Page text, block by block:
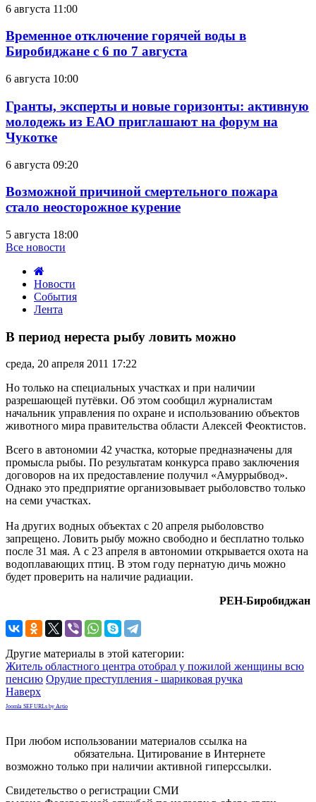
6 августа 11:00
Временное отключение горячей воды в
Биробиджане с 6 по 7 августа
6 августа 10:00
Гранты, эксперты и новые горизонты: активную
молодежь из ЕАО приглашают на форум на
Чукотке
6 августа 09:20
Возможной причиной смертельного пожара
стало неосторожное курение
5 августа 18:00
Все новости
Новости
События
Лента
период
нереста
рыбу
ловить
можно
В период нереста рыбу ловить можно
среда, 20 апреля 2011 17:22
Но только на специальных участках и при наличии
разрешающей путёвки. Об этом сообщил журналистам
начальник управления по охране и использованию объектов
животного мира правительства области Алексей Феоктистов.
Всего в автономии 42 участка, которые предназначены для
промысла рыбы. По результатам конкурса право заключения
договоров на их предоставление получил «Амуррыбвод».
Однако это предприятие организовывает рыболовство только
на семи участках.
На других водных объектах с 20 апреля рыболовство
запрещено. Ловить рыбу можно свободно и бесплатно только
после 31 мая. А с 23 апреля в автономии открывается охота на
водоплавающих птиц. В этом году пернатую дичь можно
будет проверить на наличие радиации.
РЕН-Биробиджан
Другие материалы в этой категории:
Житель областного центра отобрал у пожилой женщины всю
пенсию Орудие преступления - шариковая ручка
Наверх
Joomla SEF URLs by Artio
При любом использовании материалов ссылка на
обязательна. Цитирование в Интернете
возможно только при наличии активной гиперссылки.
Свидетельство о регистрации СМИ